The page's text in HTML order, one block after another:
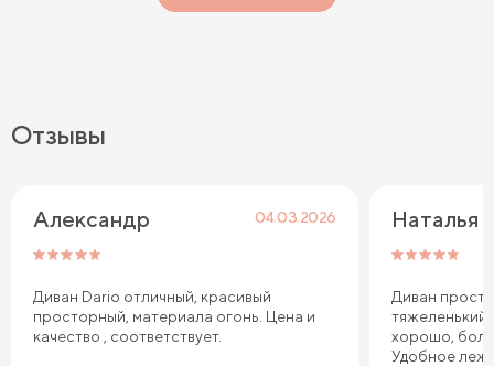
Отзывы
Александр 04.03.2026
Диван Dario отличный, красивый
просторный, материала огонь. Цена и
качество , соответствует.
Наталья
Диван
хорошо,
Удобное